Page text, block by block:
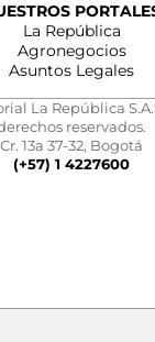
La República
Agronegocios
Asuntos Legales
La República
reservados.
Cr. 13a 37-32, Bogotá
(+57) 1 4227600